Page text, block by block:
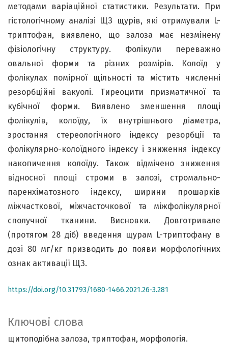
Ключові слова
щитоподібна залоза, триптофан, морфологія.
методами варіаційної статистики. Результати. При
гістологічному аналізі ЩЗ щурів, які отримували L-
триптофан, виявлено, що залоза має незмінену
фізіологічну структуру. Фолікули переважно
овальної форми та різних розмірів. Колоїд у
фолікулах помірної щільності та містить численні
резорбційні вакуолі. Тиреоцити призматичної та
кубічної форми. Виявлено зменшення площі
фолікулів, колоїду, їх внутрішнього діаметра,
зростання стереологічного індексу резорбції та
фолікулярно-колоїдного індексу і зниження індексу
накопичення колоїду. Також відмічено зниження
відносної площі строми в залозі, стромально-
паренхіматозного індексу, ширини прошарків
міжчасткової, міжчасточкової та міжфолікулярної
сполучної тканини. Висновки. Довготривале
(протягом 28 діб) введення щурам L-триптофану в
дозі 80 мг/кг призводить до появи морфологічних
ознак активації ЩЗ.
https://doi.org/10.31793/1680-1466.2021.26-3.281